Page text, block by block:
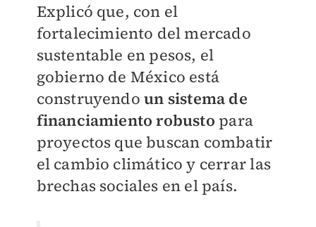
Explicó que, con el
fortalecimiento del mercado
sustentable en pesos, el
gobierno de México está
construyendoun sistema de
financiamiento robusto para
proyectos que buscan combatir
el cambio climático y cerrar las
brechas sociales en el país.